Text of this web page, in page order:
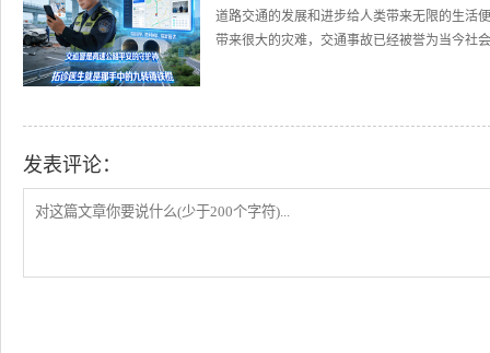
道路交通的发展和进步给人类带来无限的生活
带来很大的灾难，交通事故已经被誉为当今社
发表评论：